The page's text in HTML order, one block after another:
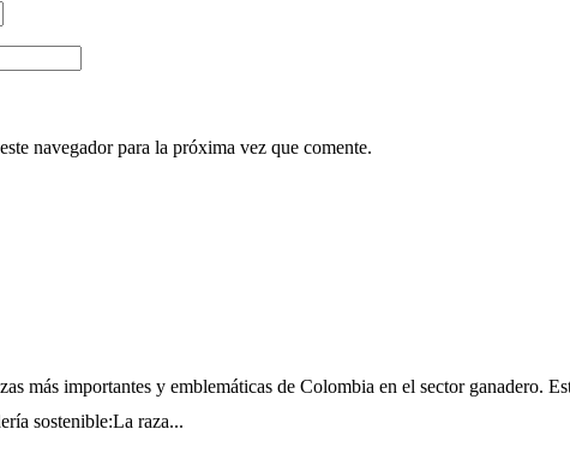
navegador para la próxima vez que comente.
más importantes y emblemáticas de Colombia en el sector ganadero.
sostenible:La raza...